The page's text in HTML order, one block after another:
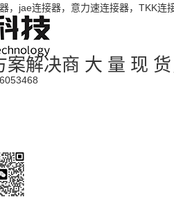
，jae连接器，意力速连接器，TKK连
案解决商 大 量 现